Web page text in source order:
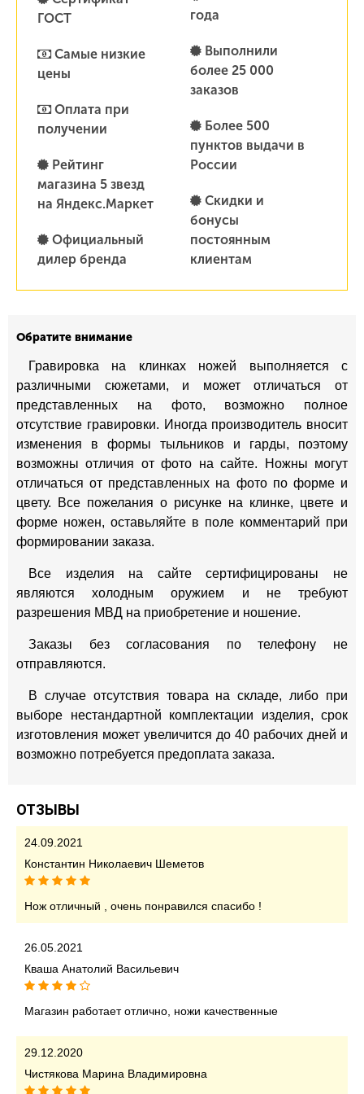
ГОСТ
Самые низкие
цены
Оплата при
получении
Рейтинг
магазина 5 звезд
на Яндекс.Маркет
Официальный
дилер бренда
года
Выполнили
более 25 000
заказов
Более 500
пунктов выдачи в
России
Скидки и
бонусы
постоянным
клиентам
Обратите внимание
Гравировка на клинках ножей выполняется с
различными сюжетами, и может отличаться от
представленных на фото, возможно полное
отсутствие гравировки. Иногда производитель вносит
изменения в формы тыльников и гарды, поэтому
возможны отличия от фото на сайте. Ножны могут
отличаться от представленных на фото по форме и
цвету. Все пожелания о рисунке на клинке, цвете и
форме ножен, оставьляйте в поле комментарий при
формировании заказа.
Все изделия на сайте сертифицированы не
являются холодным оружием и не требуют
разрешения МВД на приобретение и ношение.
Заказы без согласования по телефону не
отправляются.
В случае отсутствия товара на складе, либо при
выборе нестандартной комплектации изделия, срок
изготовления может увеличится до 40 рабочих дней и
возможно потребуется предоплата заказа.
ОТЗЫВЫ
24.09.2021
Константин Николаевич Шеметов
Нож отличный , очень понравился спасибо !
26.05.2021
Кваша Анатолий Васильевич
Магазин работает отлично, ножи качественные
29.12.2020
Чистякова Марина Владимировна